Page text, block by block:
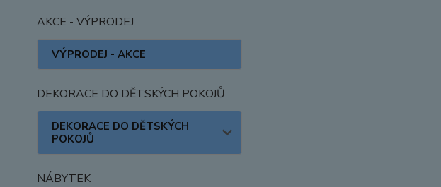
AKCE - VÝPRODEJ
VÝPRODEJ - AKCE
DEKORACE DO DĚTSKÝCH POKOJŮ
DEKORACE DO DĚTSKÝCH
POKOJŮ
NÁBYTEK